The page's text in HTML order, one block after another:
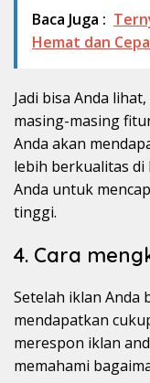
Baca Juga :
Hemat dan
Jadi bisa Anda
masing-masing
Anda akan
lebih berkualitas di
Anda untuk
tinggi.
4. Cara
Setelah iklan Anda
mendapatkan
merespon iklan
memahami